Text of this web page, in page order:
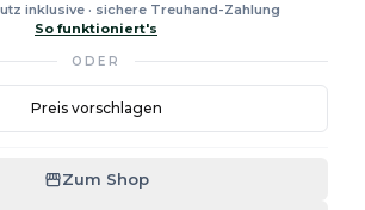
inklusive · sichere Treuhand-Zahlung
So funktioniert's
ODER
Preis vorschlagen
Zum Shop